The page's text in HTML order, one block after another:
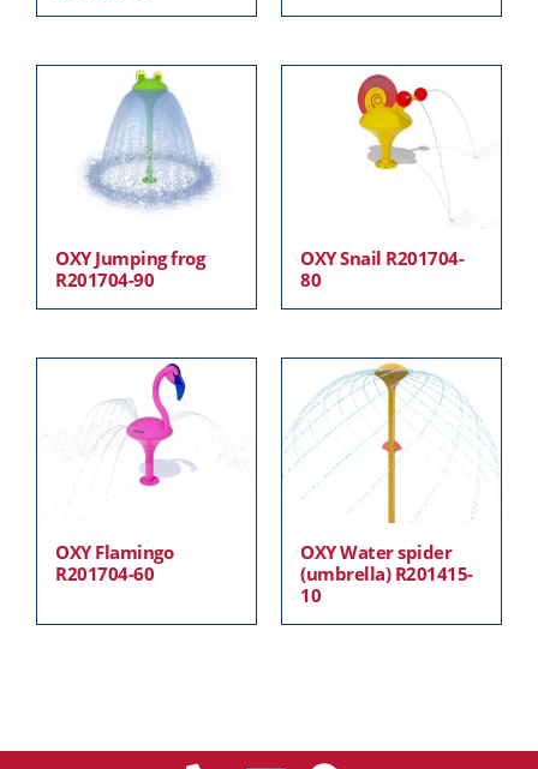
OXY Jumping frog
R201704-90
OXY Snail R201704-
80
OXY Flamingo
R201704-60
OXY Water spider
(umbrella) R201415-
10